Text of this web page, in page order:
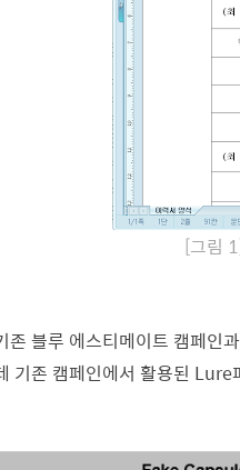
[그림
존 블루 에스티메이트 캠페인
기존 캠페인에서 활용된